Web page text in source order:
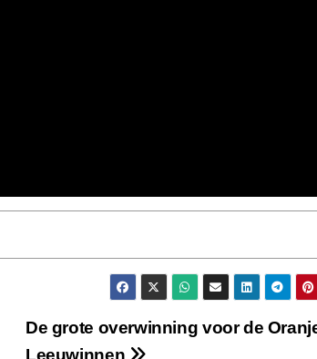
De grote overwinning voor de
Leeuwinnen